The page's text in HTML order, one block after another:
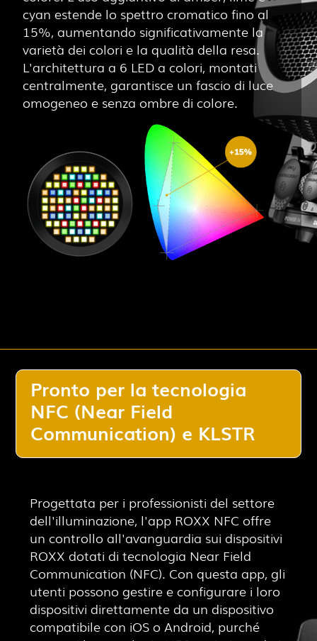
cyan estende lo spettro cromatico fino al
15%, aumentando significativamente la
varietà dei colori e la qualità della resa.
L'architettura a 6 LED a colori, montati
centralmente, garantisce un fascio di luce
omogeneo e senza ombre di colore.
Pronto per la tecnologia
NFC (Near Field
Communication) e KLSTR
Progettata per i professionisti del settore
dell'illuminazione, l'app ROXX NFC offre
un controllo all'avanguardia sui dispositivi
ROXX dotati di tecnologia Near Field
Communication (NFC). Con questa app, gli
utenti possono gestire e configurare i loro
dispositivi direttamente da un dispositivo
compatibile con iOS o Android, purché